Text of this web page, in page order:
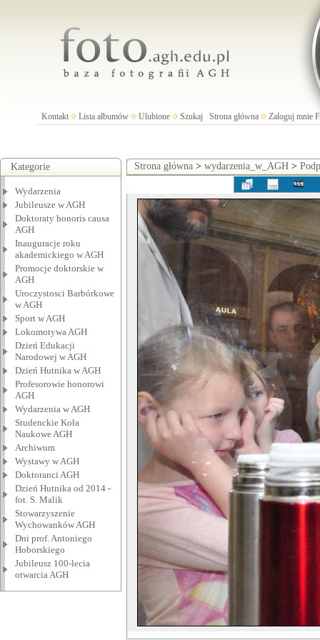
Kontakt Lista albumów Ulubione Szukaj Strona główna Zaloguj mnie
Kategorie
Wydarzenia
Jubileusze w AGH
Doktoraty honoris causa
AGH
Inauguracje roku
akademickiego w AGH
Promocje doktorskie w
AGH
Uroczystosci Barbórkowe
w AGH
Sport w AGH
Lokomotywa AGH
Dzień Edukacji
Narodowej w AGH
Dzień Hutnika w AGH
Profesorowie honorowi
AGH
Wydarzenia w AGH
Studenckie Koła
Naukowe AGH
Archiwum
Wystawy w AGH
Doktoranci AGH
Dzień Hutnika od 2014 -
fot. S. Malik
Stowarzyszenie
Wychowanków AGH
Dni prof. Antoniego
Hoborskiego
Jubileusz 100-lecia
otwarcia AGH
Strona główna > wydarzenia_w_AGH >